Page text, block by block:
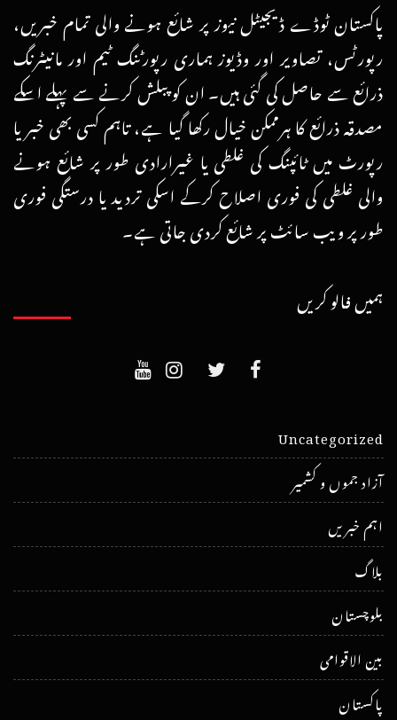
پاکستان ٹوڈے ڈیجیٹل نیوز پر شائع ہونے والی تمام خبریں،
رپورٹس، تصاویر اور وڈیوز ہماری رپورٹنگ ٹیم اور مانیٹرنگ
ذرائع سے حاصل کی گئی ہیں۔ ان کو پبلش کرنے سے پہلے اسکے
مصدقہ ذرائع کا ہرممکن خیال رکھا گیا ہے، تاہم کسی بھی خبر یا
رپورٹ میں ٹائپنگ کی غلطی یا غیرارادی طور پر شائع ہونے
والی غلطی کی فوری اصلاح کرکے اسکی تردید یا درستگی فوری
طور پر ویب سائٹ پر شائع کردی جاتی ہے۔
ہمیں فالو کریں
Uncategorized
آزاد جموں و کشمیر
اہم خبریں
بلاگ
بلوچستان
بین الاقوامی
پاکستان